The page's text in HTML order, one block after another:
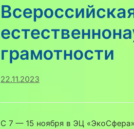
грамотности
22.11.2023
С 7 — 15 ноября в ЭЦ